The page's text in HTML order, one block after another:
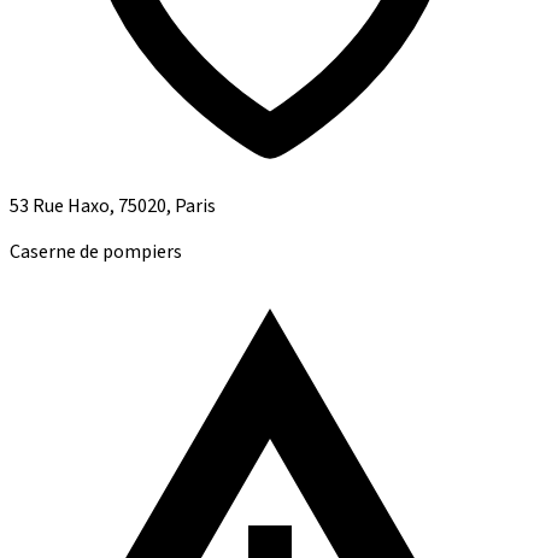
53 Rue Haxo, 75020, Paris
Caserne de pompiers